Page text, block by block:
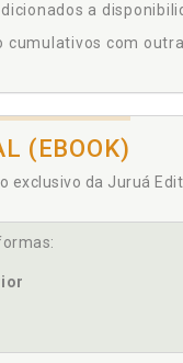
a
com
(EBOOK)
exclusivo da Juruá